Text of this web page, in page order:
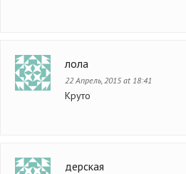
лола
22 Апрель, 2015 at 18:41
Круто
дерская